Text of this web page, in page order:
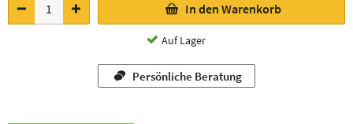
In den Warenkorb
Auf Lager
Persönliche Beratung